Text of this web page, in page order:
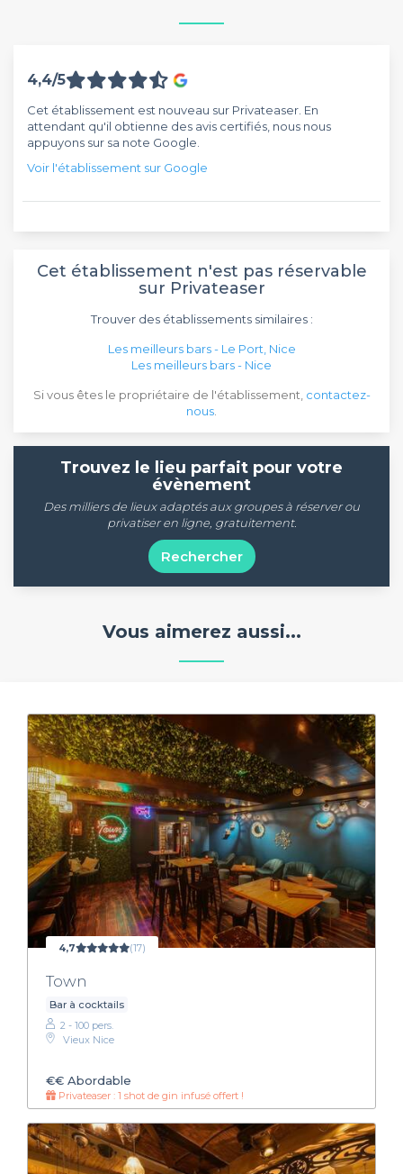
4,4/5
Cet établissement est nouveau sur Privateaser. En
attendant qu'il obtienne des avis certifiés, nous nous
appuyons sur sa note Google.
Voir l'établissement sur Google
Cet établissement n'est pas réservable
sur Privateaser
Trouver des établissements similaires :
Les meilleurs bars - Le Port, Nice
Les meilleurs bars - Nice
Si vous êtes le propriétaire de l'établissement, contactez-
nous
Trouvez le lieu parfait pour votre
évènement
Des milliers de lieux adaptés aux groupes à réserver ou
privatiser en ligne, gratuitement.
Rechercher
Vous aimerez aussi...
4,7 (17)
Town
Bar à cocktails
2 - 100 pers.
Vieux Nice
€€ Abordable
Privateaser : 1 shot de gin infusé offert !